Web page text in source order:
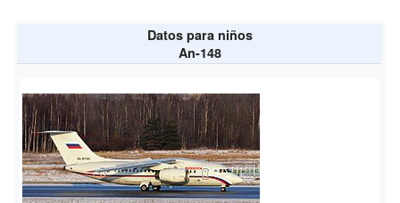
Datos para niños
An-148